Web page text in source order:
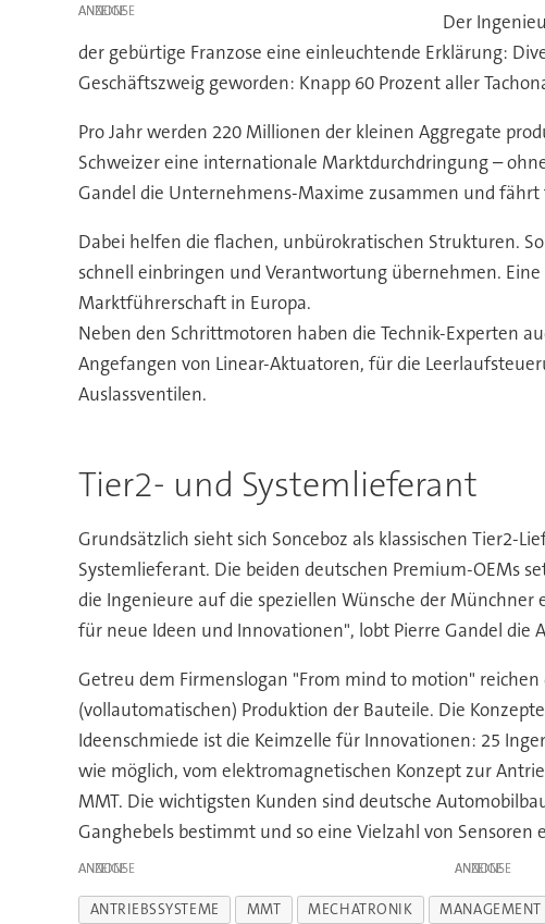
ANZEIGE
Der
der gebürtige Franzose eine einleuchtende Erklärung:
Geschäftszweig geworden: Knapp 60 Prozent aller
Pro Jahr werden 220 Millionen der kleinen Aggregate
Schweizer eine internationale Marktdurchdringung –
Gandel die Unternehmens-Maxime zusammen und
Dabei helfen die flachen, unbürokratischen Strukturen.
schnell einbringen und Verantwortung übernehmen.
Marktführerschaft in Europa.
Neben den Schrittmotoren haben die Technik-Experten
Angefangen von Linear-Aktuatoren, für die
Auslassventilen.
Tier2- und Systemlieferant
Grundsätzlich sieht sich Sonceboz als klassischen Tier2-
Systemlieferant. Die beiden deutschen Premium-OEMs
die Ingenieure auf die speziellen Wünsche der
für neue Ideen und Innovationen", lobt Pierre Gandel die
Getreu dem Firmenslogan "From mind to motion"
(vollautomatischen) Produktion der Bauteile. Die
Ideenschmiede ist die Keimzelle für Innovationen: 25
wie möglich, vom elektromagnetischen Konzept zur
MMT. Die wichtigsten Kunden sind deutsche
Ganghebels bestimmt und so eine Vielzahl von Sensoren
ANZEIGE ANZEIGE
ANTRIEBSSYSTEME MMT MECHATRONIK MANAGEMENT